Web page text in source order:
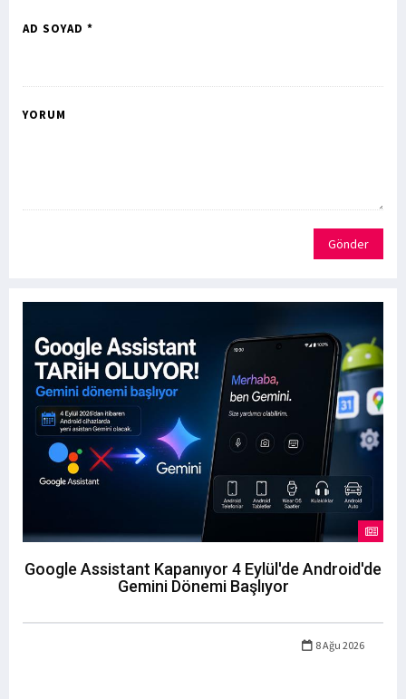
AD SOYAD *
YORUM
Gönder
Google Assistant Kapanıyor 4 Eylül'de Android'de
Gemini Dönemi Başlıyor
8 Ağu 2026